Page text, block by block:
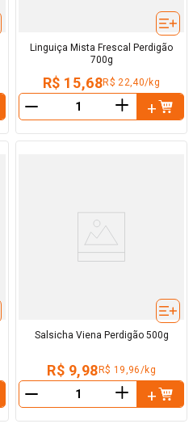
Linguiça Mista Frescal Perdigão
700g
R$ 15,68R$ 22,40/kg
＋
Salsicha Viena Perdigão 500g
R$ 9,98 R$ 19,96/kg
＋